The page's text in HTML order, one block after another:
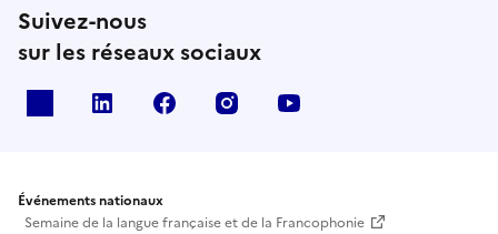
Suivez-nous
sur les réseaux sociaux
Linkedin Facebook Instagram
Événements nationaux
Semaine de la langue française et de la Francophonie